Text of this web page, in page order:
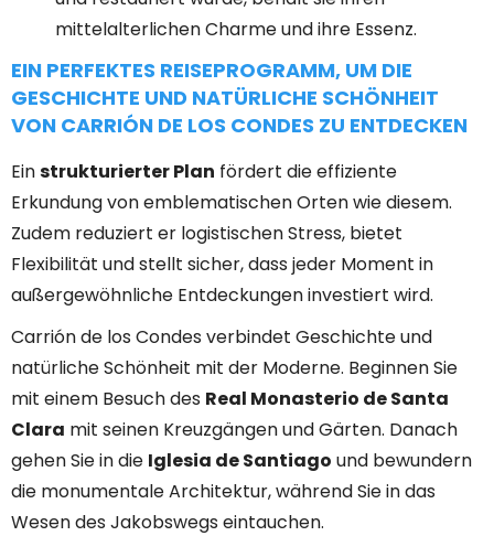
mittelalterlichen Charme und ihre Essenz.
EIN PERFEKTES REISEPROGRAMM, UM DIE
GESCHICHTE UND NATÜRLICHE SCHÖNHEIT
VON CARRIÓN DE LOS CONDES ZU ENTDECKEN
Einstrukturierter Plan fördert die effiziente
Erkundung von emblematischen Orten wie diesem.
Zudem reduziert er logistischen Stress, bietet
Flexibilität und stellt sicher, dass jeder Moment in
außergewöhnliche Entdeckungen investiert wird.
Carrión de los Condes verbindet Geschichte und
natürliche Schönheit mit der Moderne. Beginnen Sie
mit einem Besuch des Real Monasterio de Santa
Clara mit seinen Kreuzgängen und Gärten. Danach
gehen Sie in die Iglesia de Santiago und bewundern
die monumentale Architektur, während Sie in das
Wesen des Jakobswegs eintauchen.